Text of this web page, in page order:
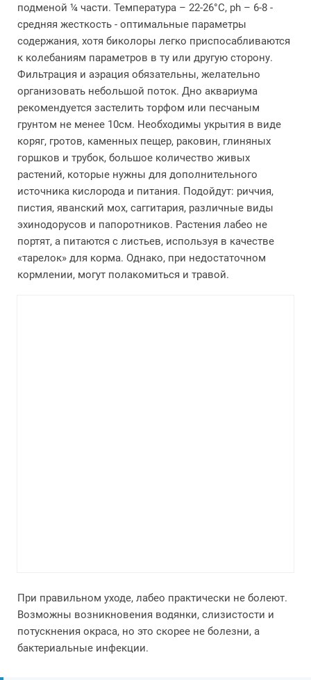
подменой ¼ части. Температура – 22-26°С, ph – 6-8 -
средняя жесткость - оптимальные параметры
содержания, хотя биколоры легко приспосабливаются
к колебаниям параметров в ту или другую сторону.
Фильтрация и аэрация обязательны, желательно
организовать небольшой поток. Дно аквариума
рекомендуется застелить торфом или песчаным
грунтом не менее 10см. Необходимы укрытия в виде
коряг, гротов, каменных пещер, раковин, глиняных
горшков и трубок, большое количество живых
растений, которые нужны для дополнительного
источника кислорода и питания. Подойдут: риччия,
пистия, яванский мох, саггитария, различные виды
эхинодорусов и папоротников. Растения лабео не
портят, а питаются с листьев, используя в качестве
«тарелок» для корма. Однако, при недостаточном
кормлении, могут полакомиться и травой.
При правильном уходе, лабео практически не болеют.
Возможны возникновения водянки, слизистости и
потускнения окраса, но это скорее не болезни, а
бактериальные инфекции.